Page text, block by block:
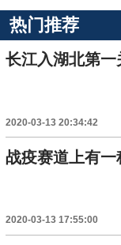
热门推荐
长江入湖北第一
2020-03-13 20:34:42
战疫赛道上有
2020-03-13 17:55:00